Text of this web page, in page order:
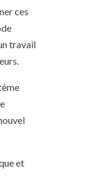
ces
travail
et